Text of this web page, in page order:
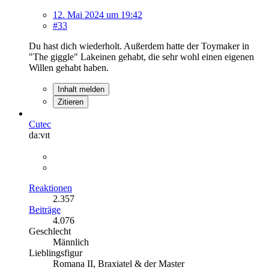
12. Mai 2024 um 19:42
#33
Du hast dich wiederholt. Außerdem hatte der Toymaker in
"The giggle" Lakeinen gehabt, die sehr wohl einen eigenen
Willen gehabt haben.
Inhalt melden
Zitieren
Cutec
daːvɪt
Reaktionen
2.357
Beiträge
4.076
Geschlecht
Männlich
Lieblingsfigur
Romana II, Braxiatel & der Master